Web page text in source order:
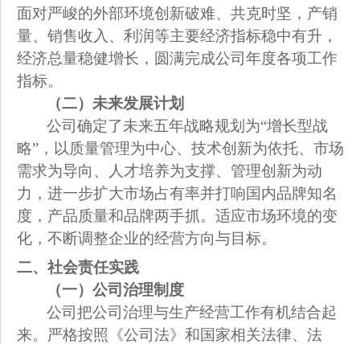
面对严峻的外部环境创新破难、共克时坚，产销
量、销售收入、利润等主要经济指标稳中有升，
经济总量稳健增长，圆满完成公司年度各项工作
指标。
（二）未来发展计划
公司确定了未来五年战略规划为“增长型战
略”，以质量管理为中心、技术创新为依托、市场
需求为导向、人才培养为支撑、管理创新为动
力，进一步扩大市场占有率并打响国内品牌知名
度，产品质量和品牌两手抓。适应市场环境的变
化，不断调整企业的经营方向与目标。
二、社会责任实践
（一）公司治理制度
公司把公司治理与生产经营工作有机结合起
来。严格按照《公司法》和国家相关法律、法